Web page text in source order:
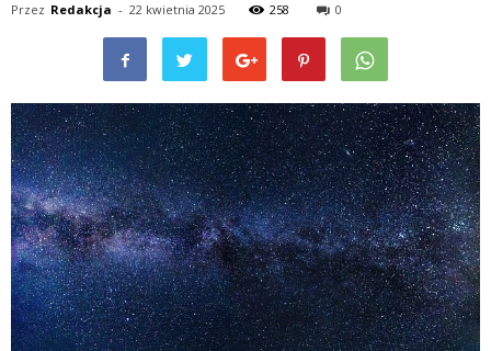
Przez Redakcja - 22 kwietnia 2025 258 0